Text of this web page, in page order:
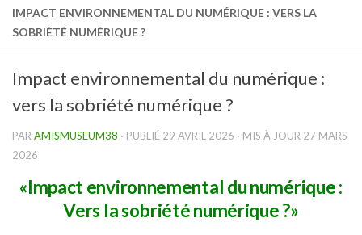
IMPACT ENVIRONNEMENTAL DU NUMÉRIQUE : VERS LA
SOBRIÉTÉ NUMÉRIQUE ?
Impact environnemental du numérique :
vers la sobriété numérique ?
PAR AMISMUSEUM38 · PUBLIÉ 29 AVRIL 2026 · MIS À JOUR 27 MARS
2026
«Impact environnemental du numérique :
Vers la sobriété numérique ?»